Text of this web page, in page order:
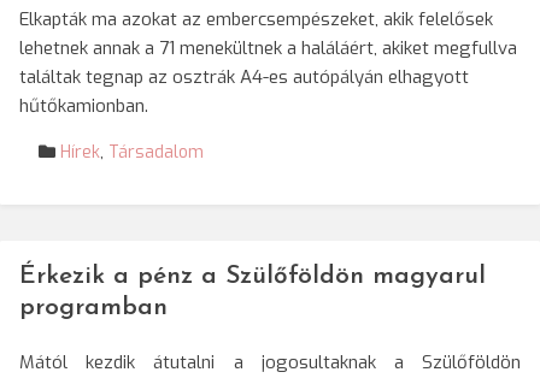
Elkapták ma azokat az embercsempészeket, akik felelősek
lehetnek annak a 71 menekültnek a haláláért, akiket megfullva
találtak tegnap az osztrák A4-es autópályán elhagyott
hűtőkamionban.
Hírek, Társadalom
Érkezik a pénz a Szülőföldön magyarul
programban
Mától kezdik átutalni a jogosultaknak a Szülőföldön